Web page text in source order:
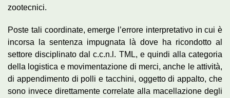
zootecnici.
Poste tali coordinate, emerge l’errore interpretativo in cui è
incorsa la sentenza impugnata là dove ha ricondotto al
settore disciplinato dal c.c.n.l. TML, e quindi alla categoria
della logistica e movimentazione di merci, anche le attività,
di appendimento di polli e tacchini, oggetto di appalto, che
sono invece direttamente correlate alla macellazione degli